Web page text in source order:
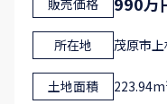
所在地 茂原市
土地面積